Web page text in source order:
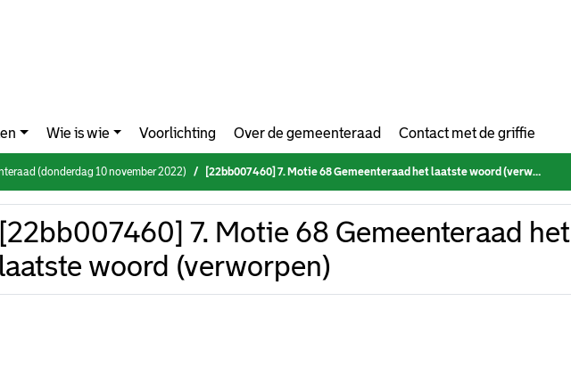
Wie is wie Voorlichting Over de gemeenteraad Contact met de griffie
(donderdag 10 november 2022) [22bb007460] 7. Motie 68 Gemeenteraad het laatste woord (verworpen)
[22bb007460] 7. Motie 68 Gemeenteraad het
laatste woord (verworpen)